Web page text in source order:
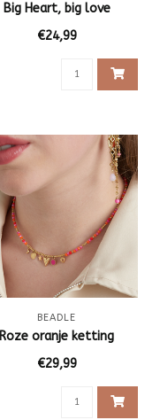
Big Heart, big love
€24,99
BEADLE
Roze oranje ketting
€29,99